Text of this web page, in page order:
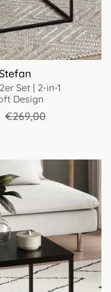
Set | 2-in-1
Design
€269,00